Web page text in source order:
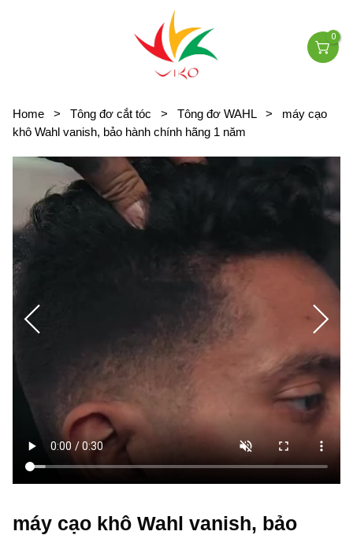
0
Home > Tông đơ cắt tóc > Tông đơ WAHL >
máy cạo
khô Wahl vanish, bảo hành chính hãng 1 năm
máy cạo khô Wahl vanish, bảo